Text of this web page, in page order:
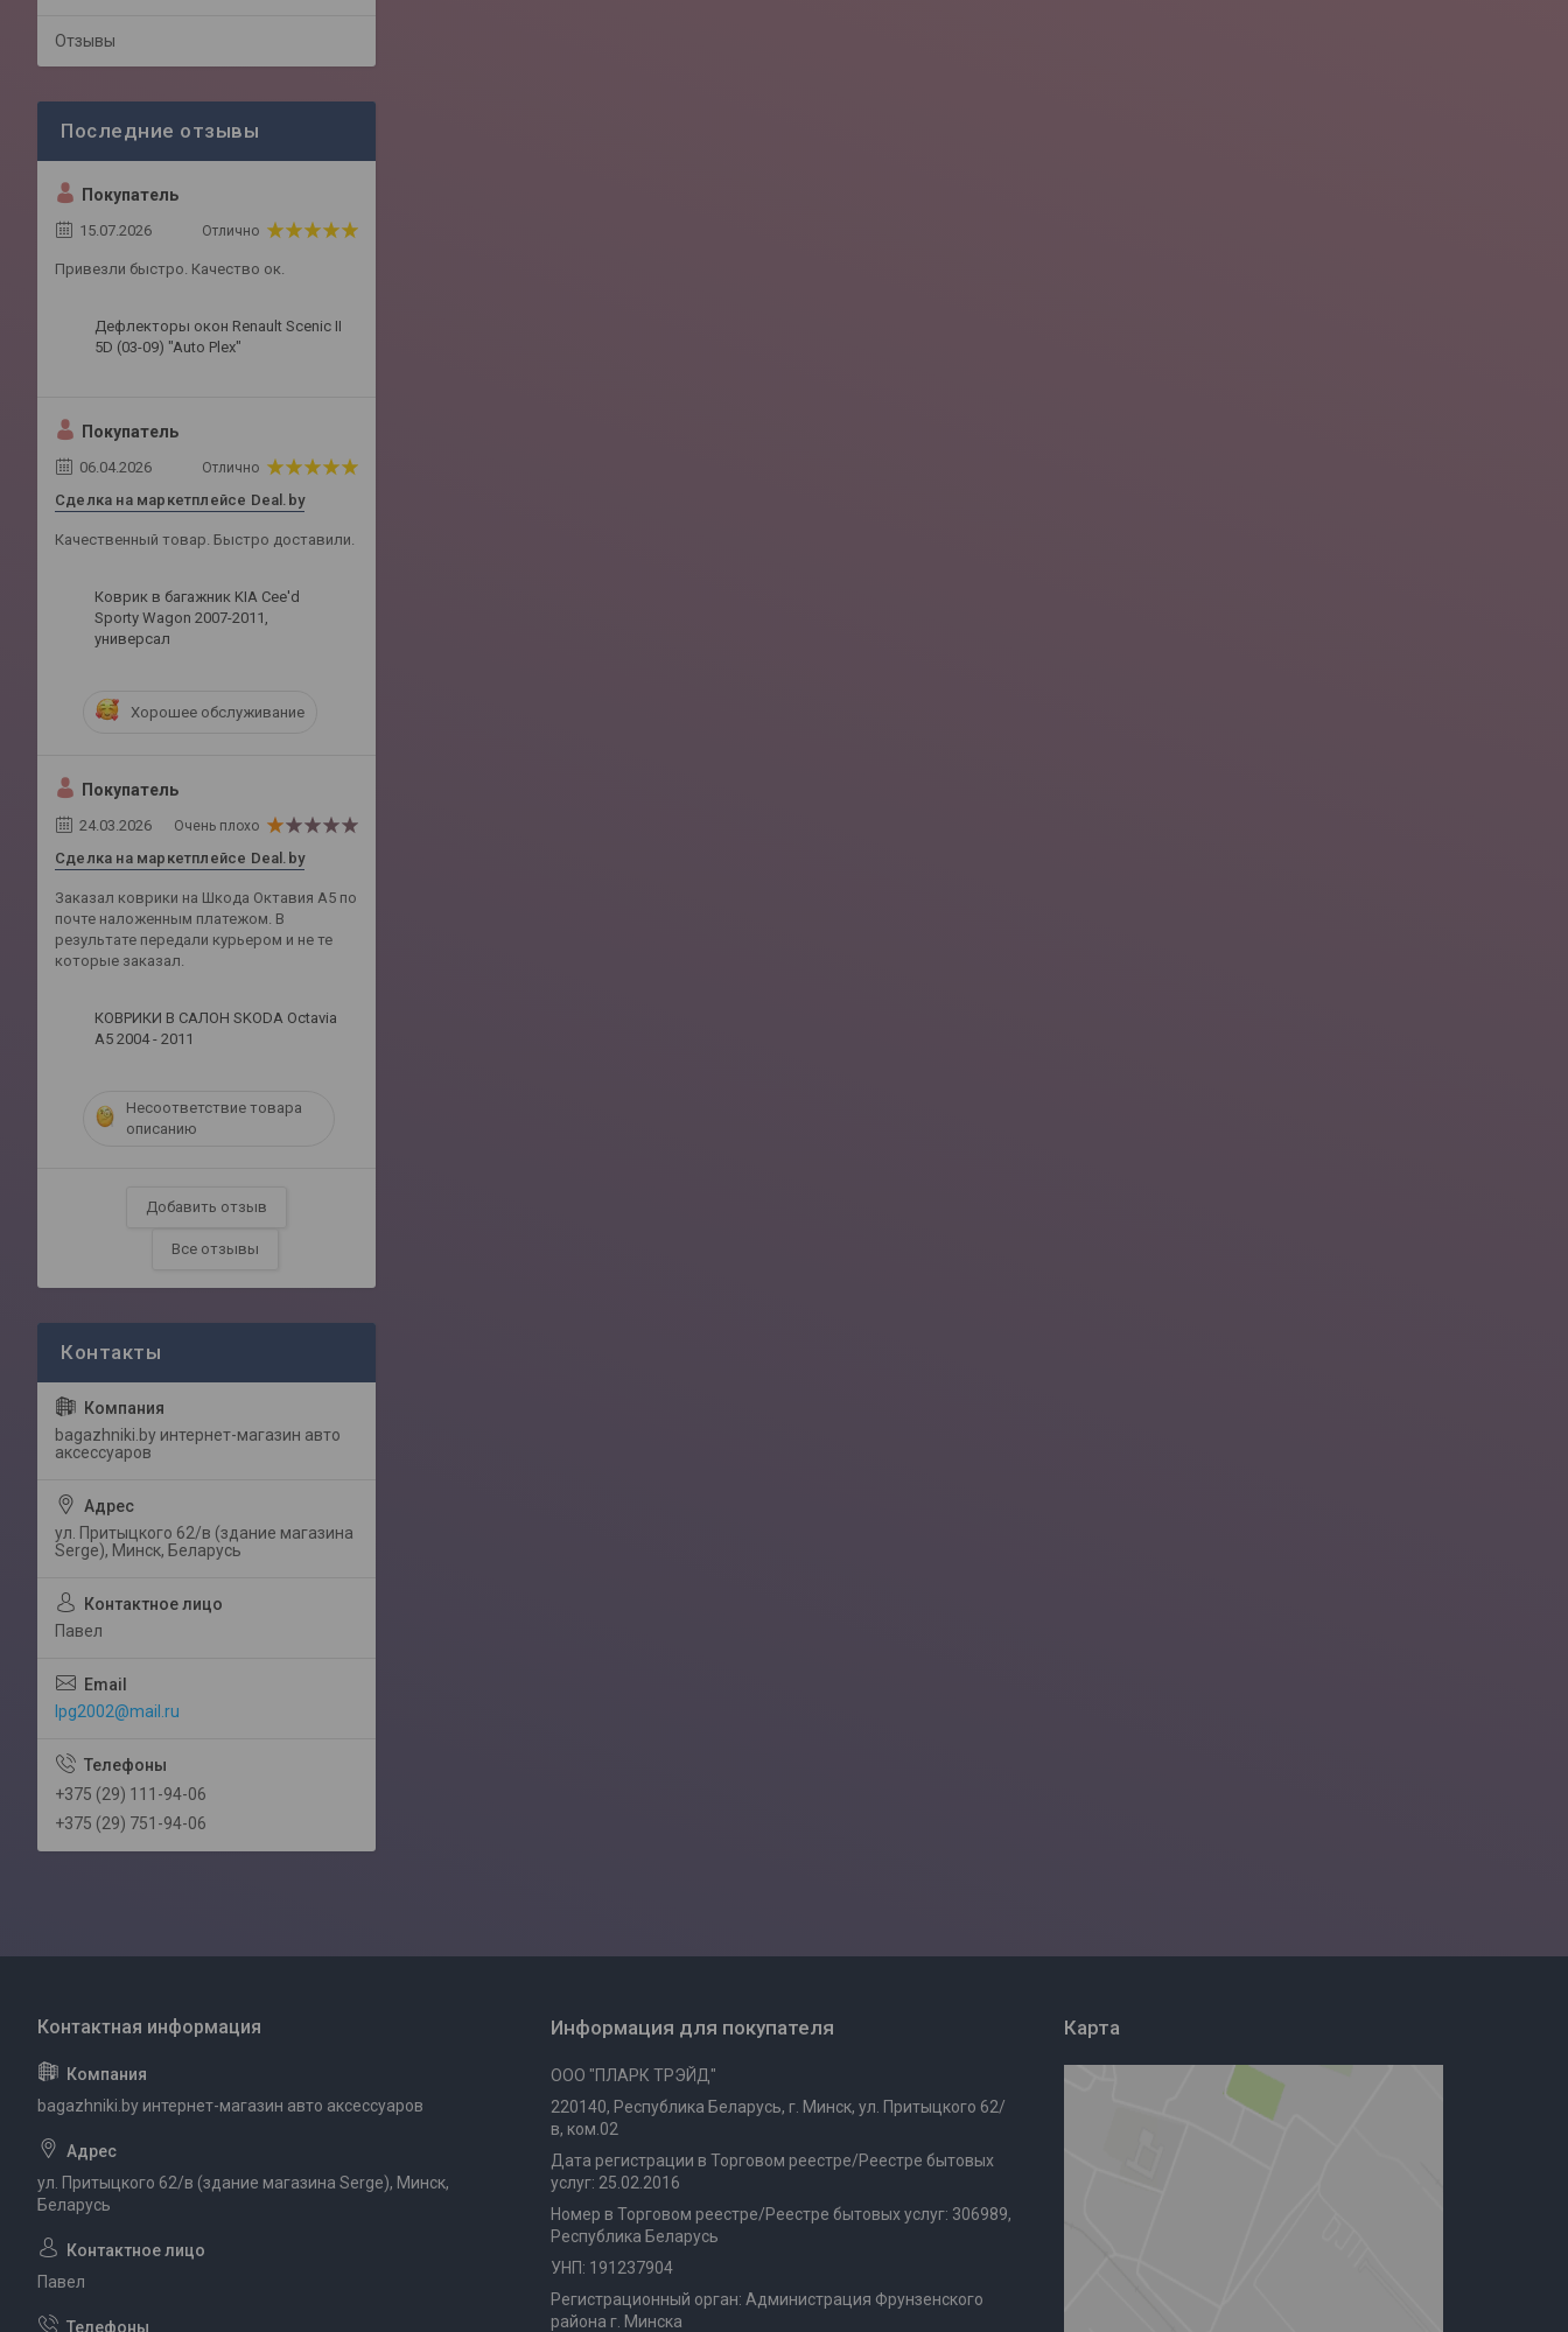
Отзывы
Покупатель
15.07.2026 Отлично
Привезли быстро. Качество ок.
Дефлекторы окон Renault Scenic II
5D (03-09) "Auto Plex"
Покупатель
06.04.2026 Отлично
Сделка на маркетплейсе Deal.by
Качественный товар. Быстро доставили.
Коврик в багажник KIA Cee'd
Sporty Wagon 2007-2011,
универсал
Хорошее обслуживание
Покупатель
24.03.2026 Очень плохо
Сделка на маркетплейсе Deal.by
Заказал коврики на Шкода Октавия А5 по
почте наложенным платежом. В
результате передали курьером и не те
которые заказал.
КОВРИКИ В САЛОН SKODA Octavia
A5 2004 - 2011
Несоответствие товара
описанию
Добавить отзыв
Все отзывы
bagazhniki.by интернет-магазин авто
аксессуаров
ул. Притыцкого 62/в (здание магазина
Serge), Минск, Беларусь
Павел
lpg2002@mail.ru
+375 (29) 111-94-06
+375 (29) 751-94-06
bagazhniki.by интернет-магазин авто аксессуаров
ул. Притыцкого 62/в (здание магазина Serge), Минск,
Беларусь
Павел
Информация для покупателя
ООО "ПЛАРК ТРЭЙД"
220140, Республика Беларусь, г. Минск, ул. Притыцкого 62/
в, ком.02
Дата регистрации в Торговом реестре/Реестре бытовых
услуг: 25.02.2016
Номер в Торговом реестре/Реестре бытовых услуг: 306989,
Республика Беларусь
УНП: 191237904
Регистрационный орган: Администрация Фрунзенского
района г. Минска
Карта